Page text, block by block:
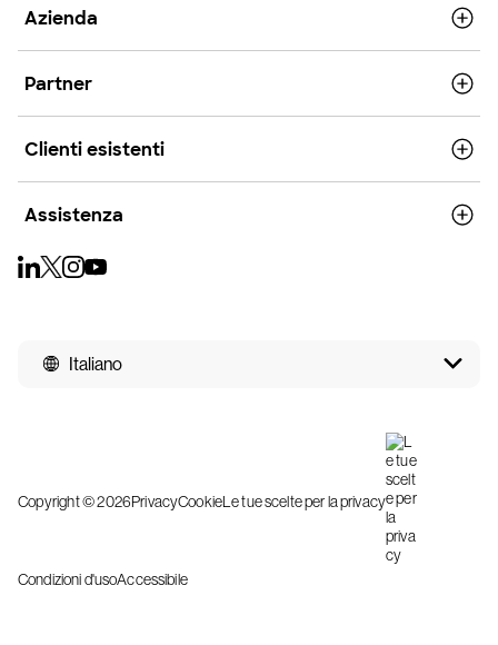
Azienda
Partner
Clienti esistenti
Assistenza
Italiano
Copyright © 2026PrivacyCookieLe tue scelte per la privacy
Condizioni d'usoAccessibile